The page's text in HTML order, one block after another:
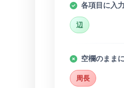
各項目に入
辺
空欄のまま
周長